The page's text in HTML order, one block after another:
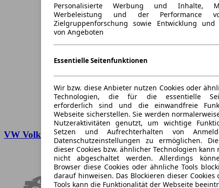
Personalisierte Werbung und Inhalte,
Werbeleistung und der Performance
Zielgruppenforschung sowie Entwicklung und
von Angeboten
Essentielle Seitenfunktionen
Wir bzw. diese Anbieter nutzen Cookies oder
Technologien, die für die essentielle
erforderlich sind und die einwandfreie
Webseite sicherstellen. Sie werden
Nutzeraktivitäten genutzt, um wichtige
Setzen und Aufrechterhalten von
Datenschutzeinstellungen zu ermöglichen.
dieser Cookies bzw. ähnlicher Technologien kann
nicht abgeschaltet werden. Allerdings
Browser diese Cookies oder ähnliche Tools
darauf hinweisen. Das Blockieren dieser
Tools kann die Funktionalität der Webseite
VW Volkswagen Polo IV 1.2 Klimaanlage